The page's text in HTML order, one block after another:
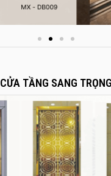
CỬA TẦNG SANG TRỌNG